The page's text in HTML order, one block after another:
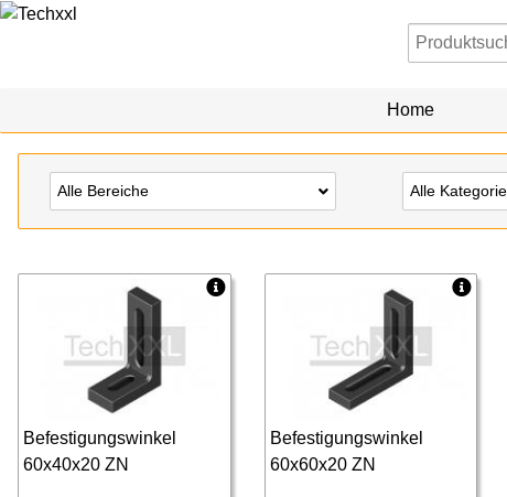
Home
Alle Bereiche Alle
Befestigungswinkel
60x40x20 ZN
Befestigungswinkel
60x60x20 ZN